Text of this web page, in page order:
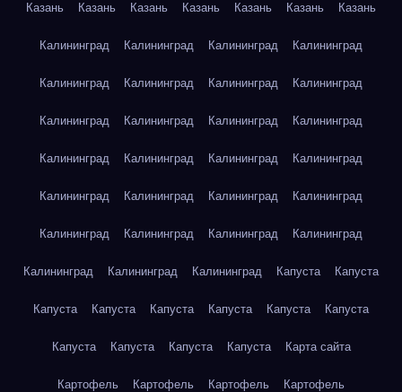
Казань Казань Казань Казань Казань Казань Казань
Калининград Калининград Калининград Калининград
Калининград Калининград Калининград Калининград
Калининград Калининград Калининград Калининград
Калининград Калининград Калининград Калининград
Калининград Калининград Калининград Калининград
Калининград Калининград Калининград Калининград
Калининград Калининград Калининград Капуста Капуста
Капуста Капуста Капуста Капуста Капуста Капуста
Капуста Капуста Капуста Капуста Карта сайта
Картофель Картофель Картофель Картофель